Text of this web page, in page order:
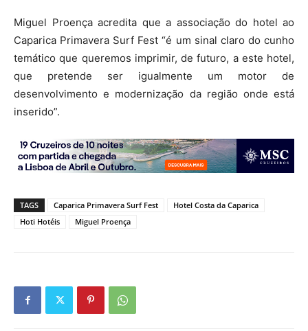
Miguel Proença acredita que a associação do hotel ao
Caparica Primavera Surf Fest “é um sinal claro do cunho
temático que queremos imprimir, de futuro, a este hotel,
que pretende ser igualmente um motor de
desenvolvimento e modernização da região onde está
inserido”.
TAGS Caparica Primavera Surf Fest
Hotel Costa da Caparica
Hoti Hotéis
Miguel Proença